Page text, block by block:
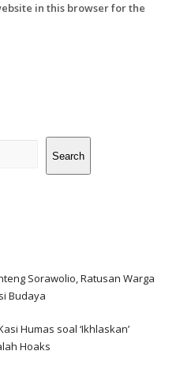
in this browser for the
Search
Sorawolio, Ratusan Warga
Budaya
Humas soal ‘Ikhlaskan’
Hoaks